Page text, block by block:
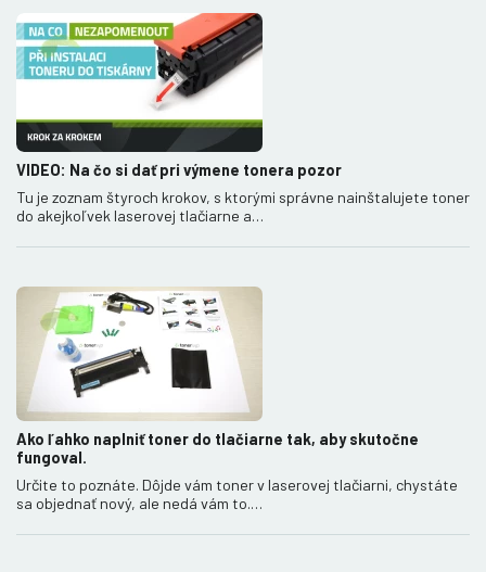
VIDEO: Na čo si dať pri výmene tonera pozor
Tu je zoznam štyroch krokov, s ktorými správne nainštalujete toner
do akejkoľvek laserovej tlačiarne a…
Ako ľahko naplniť toner do tlačiarne tak, aby skutočne
fungoval.
Určite to poznáte. Dôjde vám toner v laserovej tlačiarni, chystáte
sa objednať nový, ale nedá vám to.…